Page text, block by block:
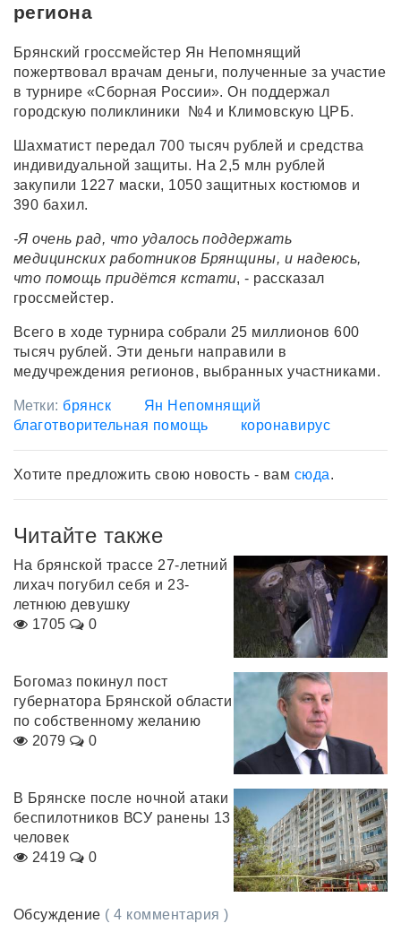
региона
Брянский гроссмейстер Ян Непомнящий
пожертвовал врачам деньги, полученные за участие
в турнире «Сборная России». Он поддержал
городскую поликлиники №4 и Климовскую ЦРБ.
Шахматист передал 700 тысяч рублей и средства
индивидуальной защиты. На 2,5 млн рублей
закупили 1227 маски, 1050 защитных костюмов и
390 бахил.
-Я очень рад, что удалось поддержать
медицинских работников Брянщины, и надеюсь,
что помощь придётся кстати, - рассказал
гроссмейстер.
Всего в ходе турнира собрали 25 миллионов 600
тысяч рублей. Эти деньги направили в
медучреждения регионов, выбранных участниками.
Метки: брянск
Ян Непомнящий
благотворительная помощь
коронавирус
Хотите предложить свою новость - вам сюда.
Читайте также
На брянской трассе 27-летний
лихач погубил себя и 23-
летнюю девушку
1705
0
Богомаз покинул пост
губернатора Брянской области
по собственному желанию
2079
0
В Брянске после ночной атаки
беспилотников ВСУ ранены 13
человек
2419
0
Обсуждение ( 4 комментария )